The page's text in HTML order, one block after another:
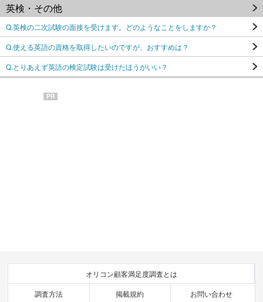
英検・その他
Q.英検の二次試験の面接を受けます。どのようなことをしますか？
Q.使える英語の資格を取得したいのですが、おすすめは？
Q.とりあえず英語の検定試験は受けたほうがいい？
PR
オリコン顧客満足度調査とは
調査方法 掲載規約 お問い合わせ